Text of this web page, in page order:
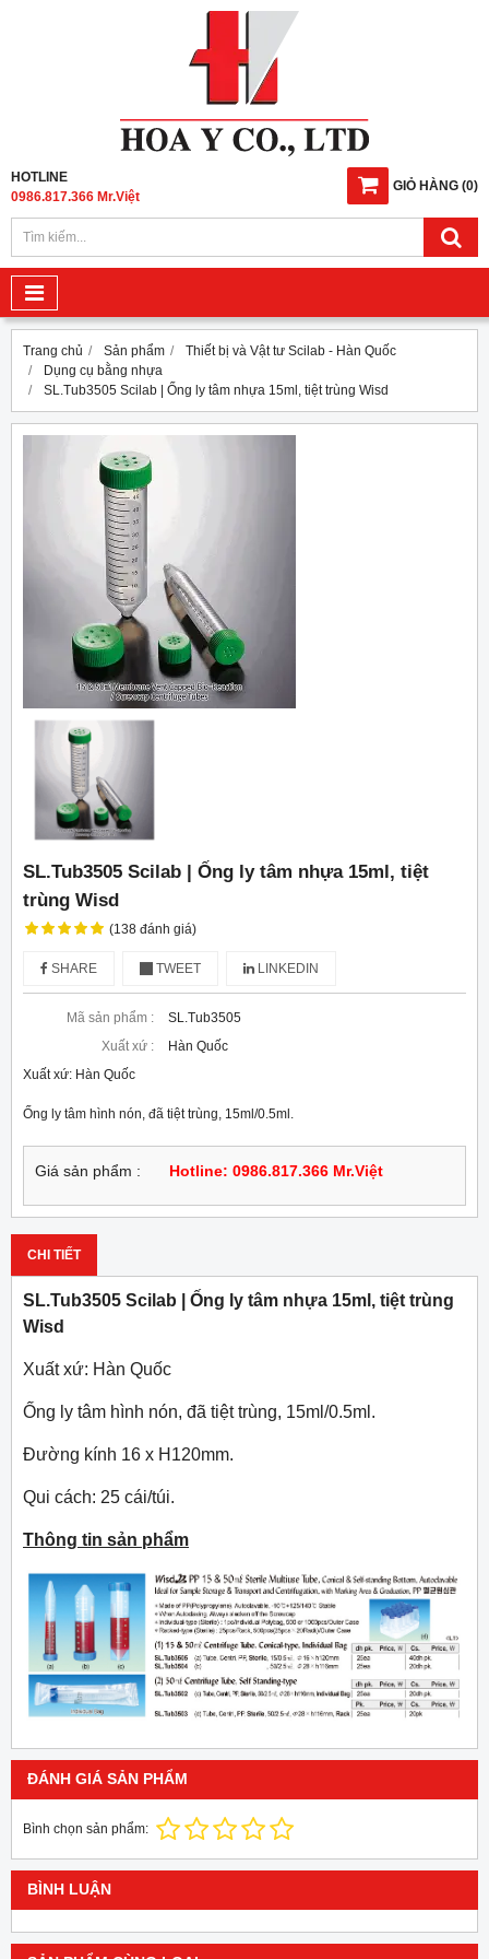
GIỎ HÀNG (0)
HOTLINE
0986.817.366 Mr.Việt
Trang chủ Sản phẩm
Thiết bị và Vật tư Scilab - Hàn Quốc
Dụng cụ bằng nhựa
SL.Tub3505 Scilab | Ống ly tâm nhựa 15ml, tiệt trùng Wisd
SL.Tub3505 Scilab | Ống ly tâm nhựa 15ml, tiệt
trùng Wisd
(138 đánh giá)
SHARE TWEET LINKEDIN
Mã sản phẩm :
SL.Tub3505
Xuất xứ :
Hàn Quốc
Xuất xứ: Hàn Quốc
Ống ly tâm hình nón, đã tiệt trùng, 15ml/0.5ml.
Giá sản phẩm : Hotline: 0986.817.366 Mr.Việt
CHI TIẾT
SL.Tub3505 Scilab | Ống ly tâm nhựa 15ml, tiệt trùng
Wisd
Xuất xứ: Hàn Quốc
Ống ly tâm hình nón, đã tiệt trùng, 15ml/0.5ml.
Đường kính 16 x H120mm.
Qui cách: 25 cái/túi.
Thông tin sản phẩm
ĐÁNH GIÁ SẢN PHẨM
Bình chọn sản phẩm:
BÌNH LUẬN